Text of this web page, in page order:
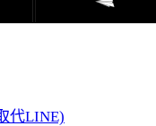
代LINE)